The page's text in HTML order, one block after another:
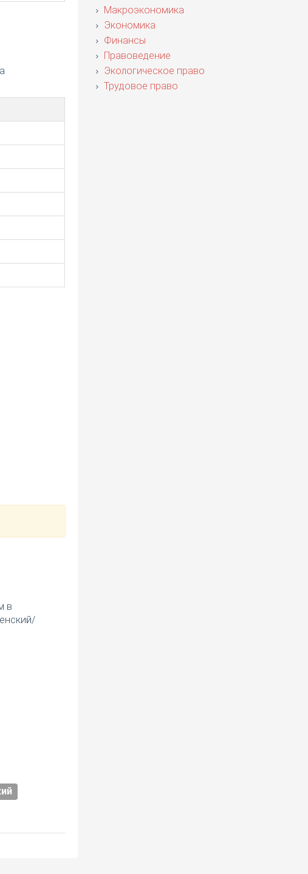
в
Макроэкономика
Экономика
Финансы
Правоведение
Экологическое право
Трудовое право